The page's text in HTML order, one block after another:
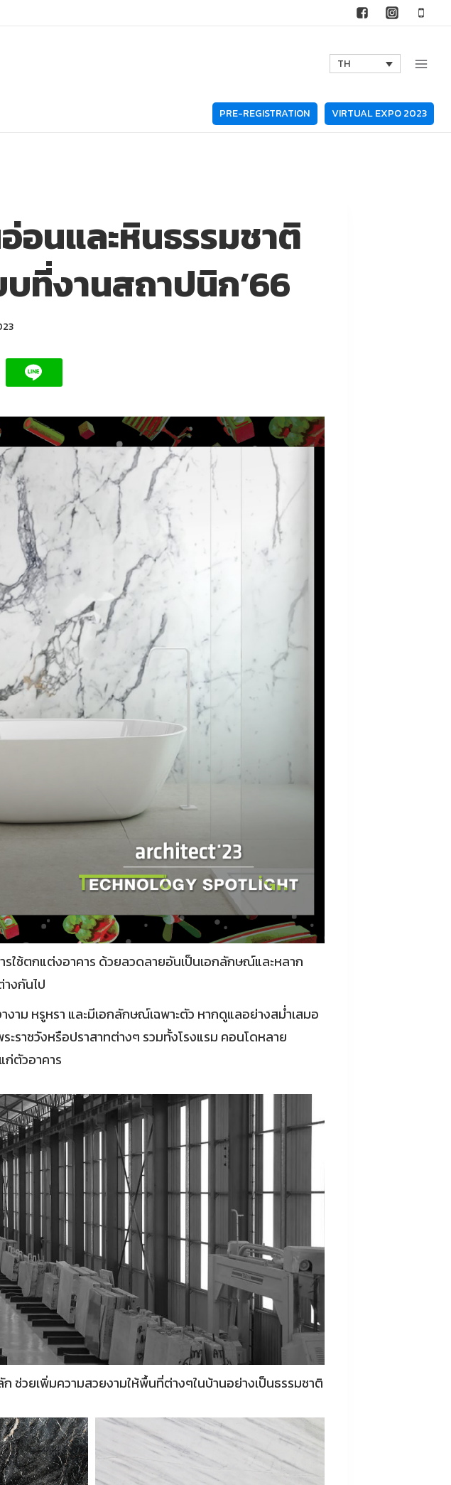
TH
PRE-REGISTRATION VIRTUAL EXPO 2023
นและหินธรรมชาติ
ที่งานสถาปนิก’66
รใช้ตกแต่งอาคาร ด้วยลวดลายอันเป็นเอกลักษณ์และหลาก
งกันไป
ม หรูหรา และมีเอกลักษณ์เฉพาะตัว หากดูแลอย่างสม่ำเสมอ
ราชวังหรือปราสาทต่างๆ รวมทั้งโรงแรม คอนโดหลาย
ก่ตัวอาคาร
วยเพิ่มความสวยงามให้พื้นที่ต่างๆในบ้านอย่างเป็นธรรมชาติ